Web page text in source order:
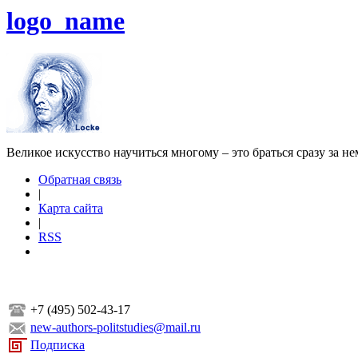
logo_name
Великое искусство научиться многому – это браться сразу за
Обратная связь
|
Карта сайта
|
RSS
+7 (495) 502-43-17
new-authors-politstudies@mail.ru
Подписка